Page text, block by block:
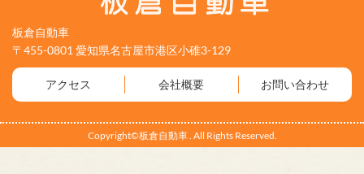
板倉自動車
〒455-0801 愛知県名古屋市港区小碓3-129
アクセス 会社概要 お問い合わせ
Copyright©板倉自動車 . All Rights Reserved.